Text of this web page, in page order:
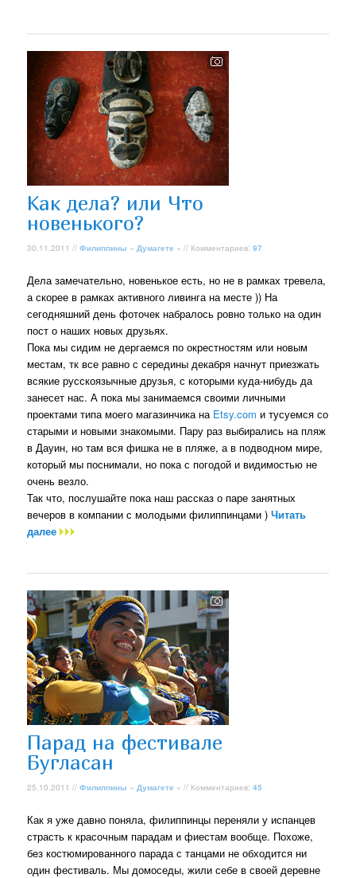
Как дела? или Что
новенького?
30.11.2011 //Филиппины » Думагете » // Комментариев:97
Дела замечательно, новенькое есть, но не в рамках тревела,
а скорее в рамках активного ливинга на месте )) На
сегодняшний день фоточек набралось ровно только на один
пост о наших новых друзьях.
Пока мы сидим не дергаемся по окрестностям или новым
местам, тк все равно с середины декабря начнут приезжать
всякие русскоязычные друзья, с которыми куда-нибудь да
занесет нас. А пока мы занимаемся своими личными
проектами типа моего магазинчика на Etsy.com и тусуемся со
старыми и новыми знакомыми. Пару раз выбирались на пляж
в Дауин, но там вся фишка не в пляже, а в подводном мире,
который мы поснимали, но пока с погодой и видимостью не
очень везло.
Так что, послушайте пока наш рассказ о паре занятных
вечеров в компании с молодыми филиппинцами )Читать
далее
Парад на фестивале
Бугласан
25.10.2011 //Филиппины » Думагете » // Комментариев:45
Как я уже давно поняла, филиппинцы переняли у испанцев
страсть к красочным парадам и фиестам вообще. Похоже,
без костюмированного парада с танцами не обходится ни
один фестиваль. Мы домоседы, жили себе в своей деревне